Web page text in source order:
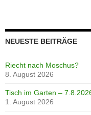
NEUESTE BEITRÄGE
Riecht nach Moschus?
8. August 2026
Tisch im Garten –
1. August 2026